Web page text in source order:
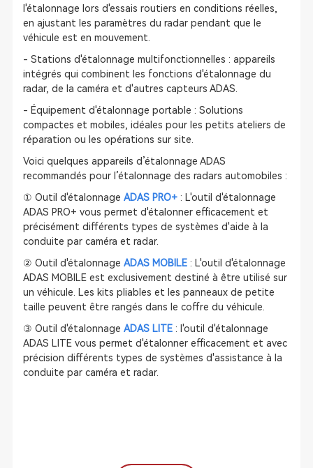
l'étalonnage lors d'essais routiers en conditions réelles,
en ajustant les paramètres du radar pendant que le
véhicule est en mouvement.
- Stations d'étalonnage multifonctionnelles : appareils
intégrés qui combinent les fonctions d'étalonnage du
radar, de la caméra et d'autres capteurs ADAS.
- Équipement d'étalonnage portable : Solutions
compactes et mobiles, idéales pour les petits ateliers de
réparation ou les opérations sur site.
Voici quelques appareils d’étalonnage ADAS
recommandés pour l’étalonnage des radars automobiles :
① Outil d'étalonnage ADAS PRO+: L'outil d'étalonnage
ADAS PRO+ vous permet d'étalonner efficacement et
précisément différents types de systèmes d'aide à la
conduite par caméra et radar.
② Outil d'étalonnage ADAS MOBILE: L'outil d'étalonnage
ADAS MOBILE est exclusivement destiné à être utilisé sur
un véhicule. Les kits pliables et les panneaux de petite
taille peuvent être rangés dans le coffre du véhicule.
③ Outil d'étalonnage ADAS LITE: l'outil d'étalonnage
ADAS LITE vous permet d'étalonner efficacement et avec
précision différents types de systèmes d'assistance à la
conduite par caméra et radar.